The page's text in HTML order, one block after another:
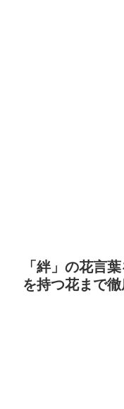
「絆」の花言
を持つ花まで